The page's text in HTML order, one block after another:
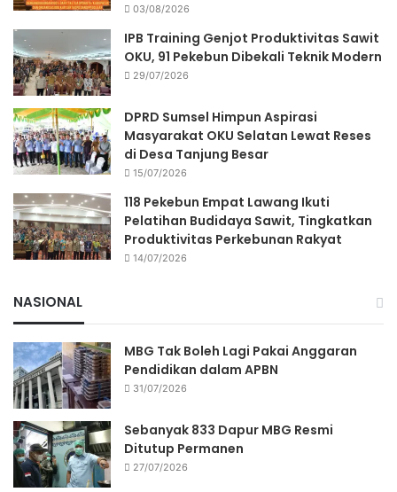
03/08/2026
IPB Training Genjot Produktivitas Sawit
OKU, 91 Pekebun Dibekali Teknik Modern
29/07/2026
DPRD Sumsel Himpun Aspirasi
Masyarakat OKU Selatan Lewat Reses
di Desa Tanjung Besar
15/07/2026
118 Pekebun Empat Lawang Ikuti
Pelatihan Budidaya Sawit, Tingkatkan
Produktivitas Perkebunan Rakyat
14/07/2026
NASIONAL
MBG Tak Boleh Lagi Pakai Anggaran
Pendidikan dalam APBN
31/07/2026
Sebanyak 833 Dapur MBG Resmi
Ditutup Permanen
27/07/2026